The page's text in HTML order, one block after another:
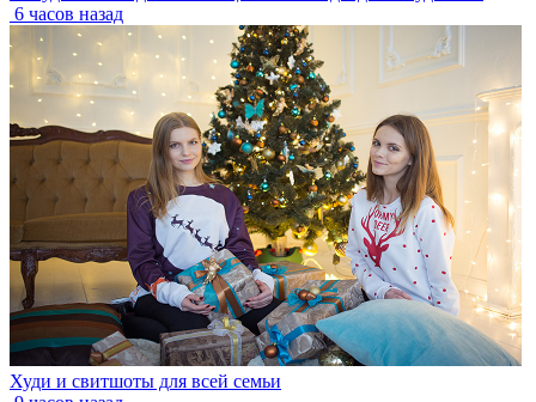
6 часов назад
Худи и свитшоты для всей семьи